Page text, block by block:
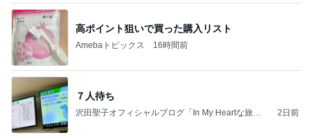
高ポイント狙いで買った購入リスト
Amebaトピックス 16時間前
７人待ち
沢田聖子オフィシャルブログ「In My Heartな旅日
2日前